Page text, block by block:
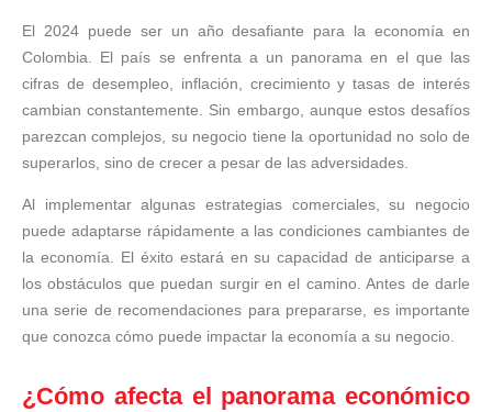
El 2024 puede ser un año desafiante para la economía en
Colombia. El país se enfrenta a un panorama en el que las
cifras de desempleo, inflación, crecimiento y tasas de interés
cambian constantemente. Sin embargo, aunque estos desafíos
parezcan complejos, su negocio tiene la oportunidad no solo de
superarlos, sino de crecer a pesar de las adversidades.
Al implementar algunas estrategias comerciales, su negocio
puede adaptarse rápidamente a las condiciones cambiantes de
la economía. El éxito estará en su capacidad de anticiparse a
los obstáculos que puedan surgir en el camino. Antes de darle
una serie de recomendaciones para prepararse, es importante
que conozca cómo puede impactar la economía a su negocio.
¿Cómo afecta el panorama económico